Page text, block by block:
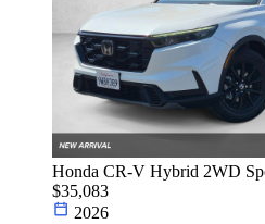
Honda CR-V Hybrid 2WD
$35,083
2026